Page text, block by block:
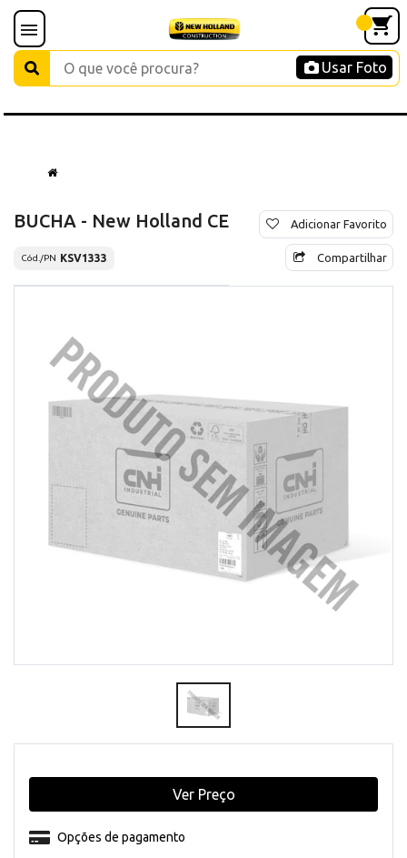
Usar Foto
BUCHA - New Holland CE
Cód./PN KSV1333
Adicionar Favorito
Compartilhar
Opções de pagamento
Ver Preço